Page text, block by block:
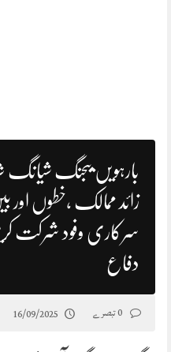
زائد ممالک ،خطوں اور
سرکاری وفود شرکت
دفاع
16/09/2025